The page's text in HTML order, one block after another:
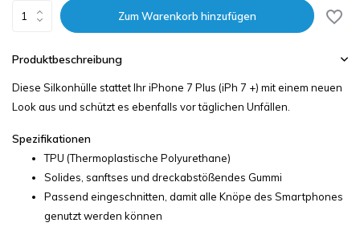
Zum Warenkorb hinzufügen
Produktbeschreibung
Diese Silkonhülle stattet Ihr iPhone 7 Plus (iPh 7 +) mit einem neuen
Look aus und schützt es ebenfalls vor täglichen Unfällen.
Spezifikationen
TPU (Thermoplastische Polyurethane)
Solides, sanftses und dreckabstößendes Gummi
Passend eingeschnitten, damit alle Knöpe des Smartphones
genutzt werden können